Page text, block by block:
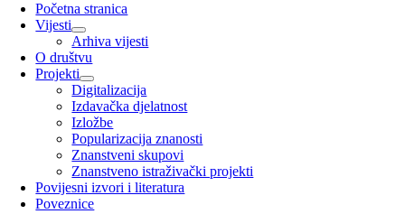
Početna stranica
Vijesti
Arhiva vijesti
O društvu
Projekti
Digitalizacija
Izdavačka djelatnost
Izložbe
Popularizacija znanosti
Znanstveni skupovi
Znanstveno istraživački projekti
Povijesni izvori i literatura
Poveznice